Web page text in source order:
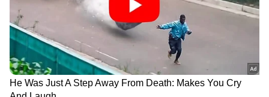
ഇതിന് മുമ്പ് എറണാകുളത്ത് ഇത്തരത്തിലൊരു
സംഭവം റിപ്പോർട്ട് ചെയ്തിരുന്നു.